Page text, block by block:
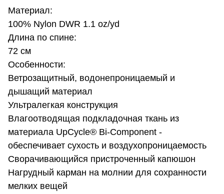
Материал:
100% Nylon DWR 1.1 oz/yd
Длина по спине:
72 см
Особенности:
Ветрозащитный, водонепроницаемый и
дышащий материал
Ультралегкая конструкция
Влагоотводящая подкладочная ткань из
материала UpCycle® Bi-Component -
обеспечивает сухость и воздухопроницаемость
Сворачивающийся пристроченный капюшон
Нагрудный карман на молнии для сохранности
мелких вещей